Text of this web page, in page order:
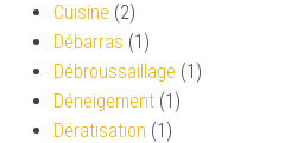
Cuisine (2)
Débarras (1)
Débroussaillage (1)
Déneigement (1)
Dératisation (1)